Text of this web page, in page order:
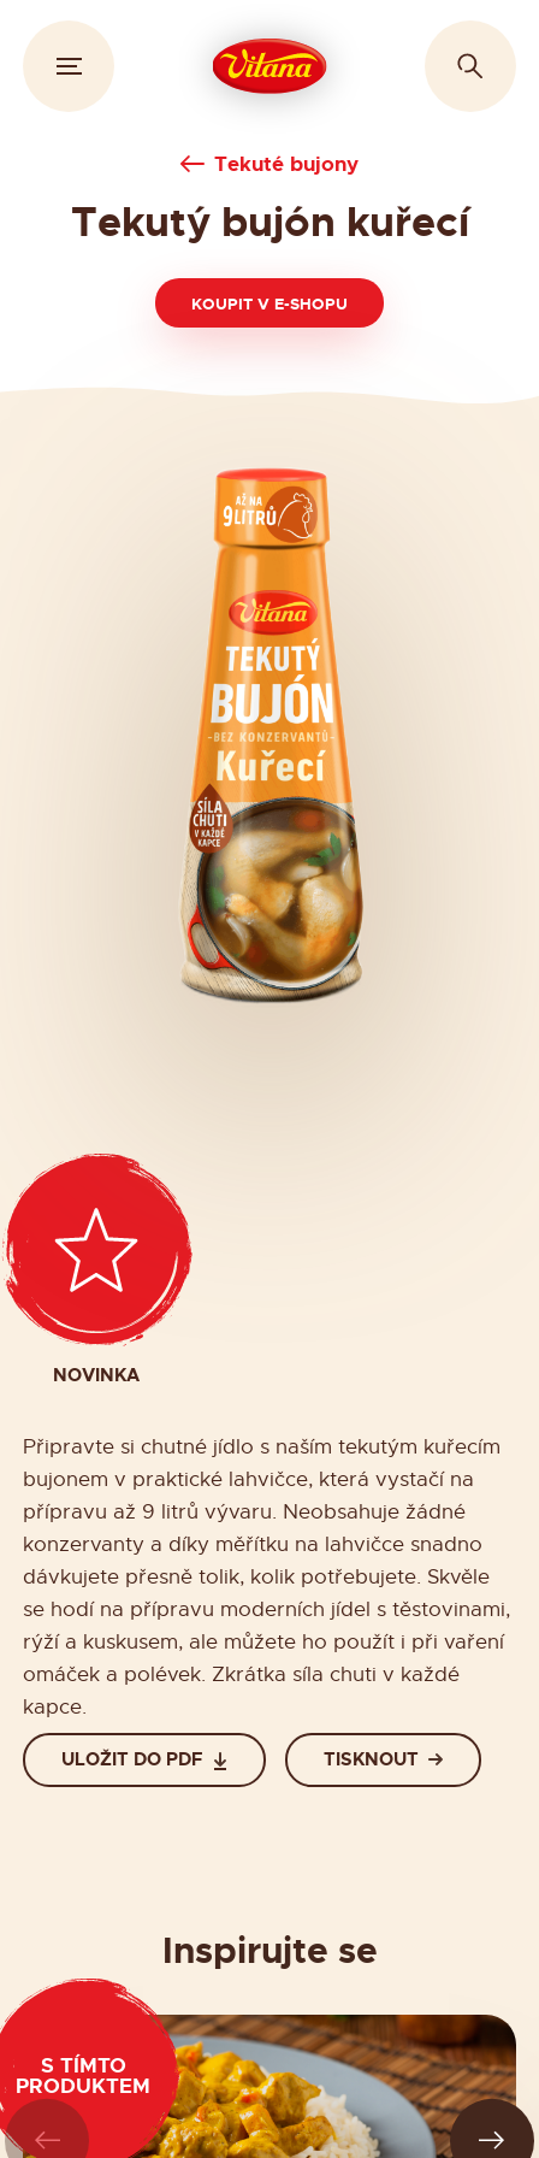
Tekuté bujony
Tekutý bujón kuřecí
KOUPIT V E-SHOPU
NOVINKA
Připravte si chutné jídlo s naším tekutým kuřecím
bujonem v praktické lahvičce, která vystačí na
přípravu až 9 litrů vývaru. Neobsahuje žádné
konzervanty a díky měřítku na lahvičce snadno
dávkujete přesně tolik, kolik potřebujete. Skvěle
se hodí na přípravu moderních jídel s těstovinami,
rýží a kuskusem, ale můžete ho použít i při vaření
omáček a polévek. Zkrátka síla chuti v každé
kapce.
ULOŽIT DO PDF TISKNOUT
Inspirujte se
S TÍMTO
PRODUKTEM